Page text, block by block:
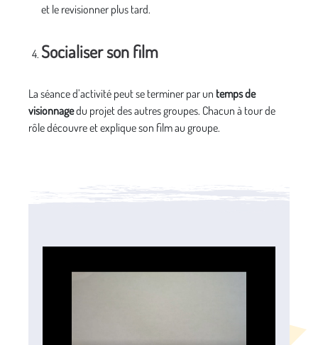
et le revisionner plus tard.
Socialiser son film
La séance d’activité peut se terminer par un temps de
visionnagedu projet des autres groupes. Chacun à tour de
rôle découvre et explique son film au groupe.